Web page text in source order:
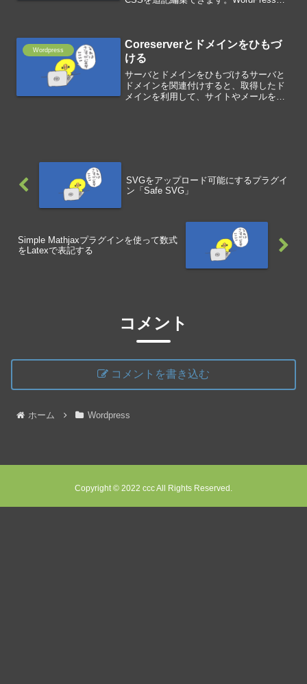
をカスタム...
Wordpress
Coreserverとドメインをひもづ
ける
サーバとドメインをひもづけるサーバと
ドメインを関連付けすると、取得したド
メインを利用して、サイトやメールを運
SVGをアップロード可能にするプラグイ
ン「Safe SVG」
Simple Mathjaxプラグインを使って数式
をLatexで表記する
コメント
コメントを書き込む
ホーム Wordpress
Copyright © 2022 ccc All Rights Reserved.